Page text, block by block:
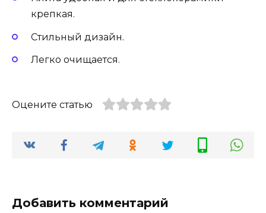
крепкая.
Стильный дизайн.
Легко очищается.
Оцените статью
Добавить комментарий